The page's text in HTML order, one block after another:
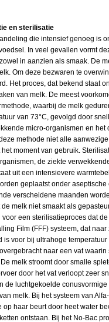
en sterilisatie
die intensief genoeg is
In veel gevallen vormt
in aanzien als smaak. De
Om deze bezwaren te
Het proces, dat bekend staat
van melk. De meest
waarbij de melk
van 73°C, gevolgd door
micro-organismen en
methode niet alle
het moment van gebruik.
de ziekte
uit een intensievere
geplaatst onder
verscheidene maanden
melk niet smaakt als
een sterilisatieproces dat
Film (FFF) systeem, dat
is voor bij ultrahoge
naar een vat
melk stroomt door smalle
door het vat verloopt zeer
de luchtgekoelde
melk. Bij het systeem van
op haar beurt door heet water
ontstaan. Bij het No-Bac